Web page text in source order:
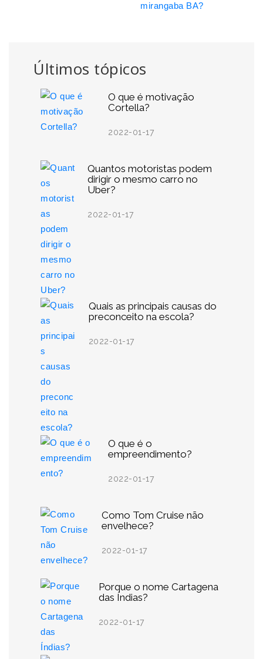
Últimos tópicos
O que é motivação
Cortella?
2022-01-17
Quantos motoristas podem
dirigir o mesmo carro no
Uber?
2022-01-17
Quais as principais causas do
preconceito na escola?
2022-01-17
O que é o
empreendimento?
2022-01-17
Como Tom Cruise não
envelhece?
2022-01-17
Porque o nome Cartagena
das Índias?
2022-01-17
mirangaba BA?